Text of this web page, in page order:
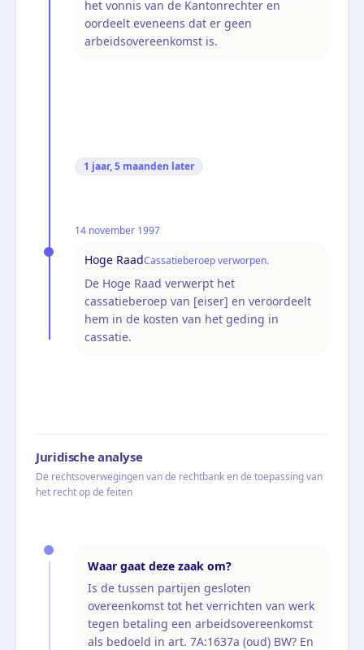
het vonnis van de Kantonrechter en
oordeelt eveneens dat er geen
arbeidsovereenkomst is.
1 jaar, 5 maanden later
14 november 1997
Hoge RaadCassatieberoep verworpen.
De Hoge Raad verwerpt het
cassatieberoep van [eiser] en veroordeelt
hem in de kosten van het geding in
cassatie.
Juridische analyse
De rechtsoverwegingen van de rechtbank en de toepassing van
het recht op de feiten
Waar gaat deze zaak om?
Is de tussen partijen gesloten
overeenkomst tot het verrichten van werk
tegen betaling een arbeidsovereenkomst
als bedoeld in art. 7A:1637a (oud) BW? En